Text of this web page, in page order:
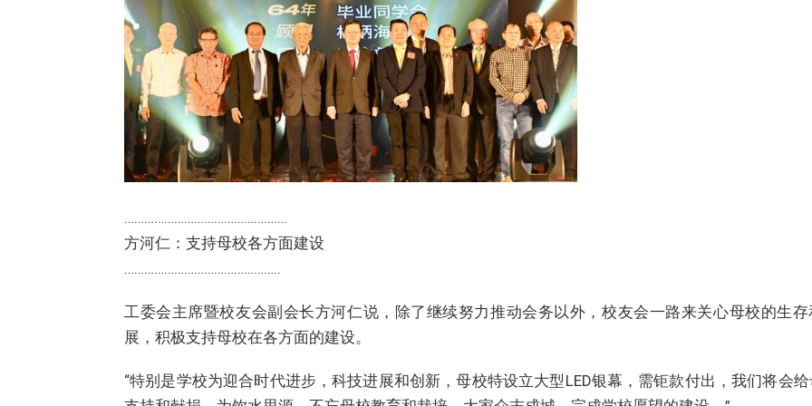
………………………………………….
方河仁：支持母校各方面建设
………………………………………..
工委会主席暨校友会副会长方河仁说，除了继续努力推动会务以外，校友会一路来关心母校的生存
展，积极支持母校在各方面的建设。
“特别是学校为迎合时代进步，科技进展和创新，母校特设立大型LED银幕，需钜款付出，我们将会给